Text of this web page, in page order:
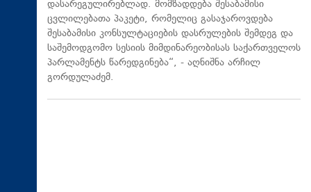
დასარეგულირებლად. მომზადდება შესაბამისი
ცვლილებათა პაკეტი, რომელიც გასაჯაროვდება
შესაბამისი კონსულტაციების დასრულების შემდეგ და
საშემოდგომო სესიის მიმდინარეობისას საქართველოს
პარლამენტს წარედგინება“, - აღნიშნა არჩილ
გორდულაძემ.